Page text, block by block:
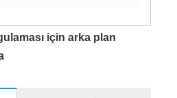
için arka plan